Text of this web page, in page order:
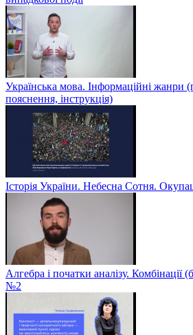
Українська мова. Інформаційні жанри
пояснення, інструкція)
Історія України. Небесна Сотня.
Алгебра і початки аналізу. Комбінації
№2